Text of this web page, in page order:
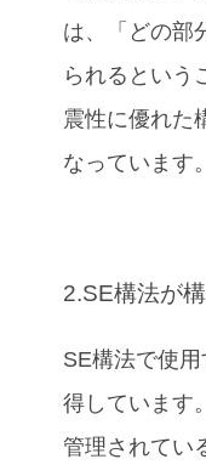
は、「どの部
られるという
震性に優れた
なっています。
2.SE構法が
SE構法で使
得しています
管理されてい